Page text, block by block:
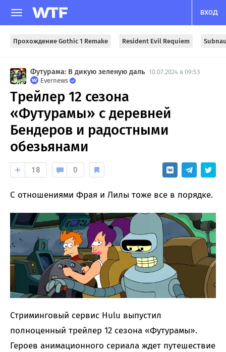
ВХОД
Прохождение Gothic 1 Remake Resident Evil Requiem
Футурама: В дикую зеленую даль 10.07.2024 в 09:53
Evernews
Трейлер 12 сезона
«Футурамы» с деревней
Бендеров и радостными
обезьянами
18 0
С отношениями Фрая и Лилы тоже все в порядке.
Стриминговый сервис Hulu выпустил
полноценный трейлер 12 сезона «Футурамы».
Героев анимационного сериала ждет путешествие